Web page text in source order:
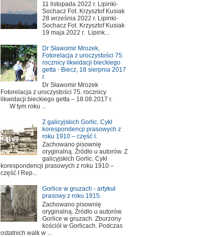
11 listopada 2022 r. Lipinki-
Sochacz Fot. Krzysztof Kusiak
28 września 2022 r. Lipinki-
Sochacz Fot. Krzysztof Kusiak
19 maja 2022 r. Lipink...
Dr Sławomir Mrozek,
Fotorelacja z uroczystości 75.
rocznicy likwidacji bieckiego
getta - Biecz, 18 sierpnia 2017
r.
Dr Sławomir Mrozek
Fotorelacja z uroczystości 75. rocznicy
likwidacji bieckiego getta – 18.08.2017 r.
W tym roku ...
Z galicyjskich Gorlic. Cykl
korespondencji prasowych z
roku 1910 – część I.
Zachowano pisownię
oryginalną. Źródło u autorów. Z
galicyjskich Gorlic. Cykl
korespondencji prasowych z roku 1910 –
część I Rep...
Gorlice w gruzach - artykuł
prasowy z roku 1915.
Zachowano pisownię
oryginalną. Źródło u autorów.
Gorlice w gruzach. Zburzony
kościół w Gorlicach. Podczas
ostatnich walk w ...